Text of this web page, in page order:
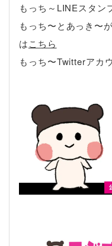
もっち～LINEスタン
もっち〜とあっき〜
はこちら
もっち〜Twitterアカ